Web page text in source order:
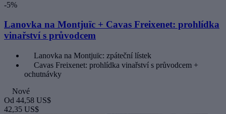
-5%
Lanovka na Montjuïc + Cavas Freixenet: prohlídka
vinařství s průvodcem
Lanovka na Montjuïc: zpáteční lístek
Cavas Freixenet: prohlídka vinařství s průvodcem +
ochutnávky
Nové
Od 44,58 US$
42,35 US$